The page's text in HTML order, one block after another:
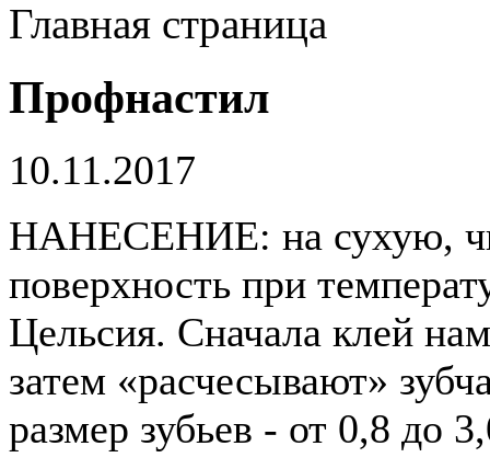
Главная страница
Профнастил
10.11.2017
НАНЕСЕНИЕ: на сухую,
поверхность при
Цельсия. Сначала клей
затем «расчесывают»
размер зубьев - от 0,8 до